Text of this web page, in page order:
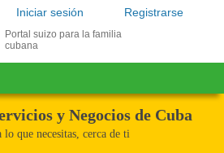
Registrarse
Iniciar sesión
Portal suizo para la familia
cubana
y Negocios de Cuba
lo que necesitas, cerca de ti